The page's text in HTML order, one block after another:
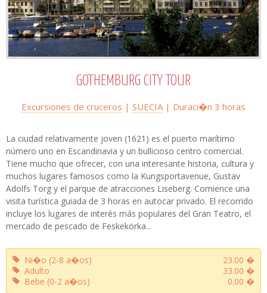
GOTHEMBURG CITY TOUR
Excursiones de cruceros | SUECIA| Duraci�n 3 horas
La ciudad relativamente joven (1621) es el puerto marítimo
número uno en Escandinavia y un bullicioso centro comercial.
Tiene mucho que ofrecer, con una interesante historia, cultura y
muchos lugares famosos como la Kungsportavenue, Gustav
Adolfs Torg y el parque de atracciones Liseberg. Comience una
visita turística guiada de 3 horas en autocar privado. El recorrido
incluye los lugares de interés más populares del Gran Teatro, el
mercado de pescado de Feskekörka...
Ni�o (2-8 a�os)
23.00 �
Adulto
33.00 �
Bebe (0-2 a�os)
0.00 �